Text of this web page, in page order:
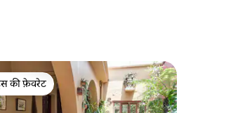
की फ़ेवरेट
की फ़ेवरेट